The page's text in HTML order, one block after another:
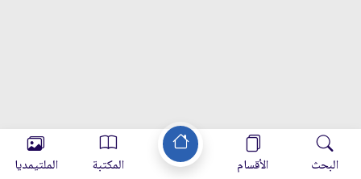
البحث الأقسام المكتبة الملتيمديا